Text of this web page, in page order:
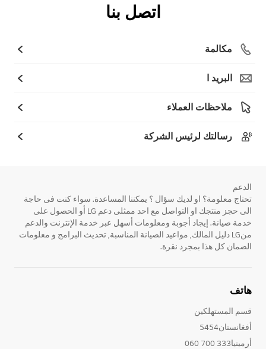
اتصل بنا
مكالمة
البريد ا
ملاحظات العملاء
رسالتك لرئيس الشركة
الدعم
تحتاج معلومة؟ او لديك سؤال ؟ يمكننا المساعدة. سواء كنت فى حاجة
الى حجز منتجك او التواصل مع احد ممثلى دعم LG أو الحصول على
خدمة صيانة. إيجاد أجوبة ومعلومات أسهل عبر خدمة الإنترنت والدعم
منLG دليل المالك, مواعيد الصيانة المناسبة, تحديث البرامج و معلومات
الضمان كل هذا بمجرد نقرة.
هاتف
قسم المستهلكين
أفغانستان5454
أرمينيا333 700 060